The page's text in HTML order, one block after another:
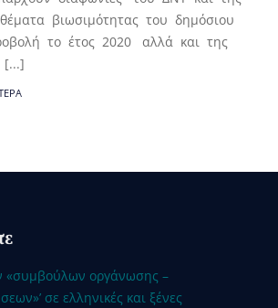
βιωσιμότητας του δημόσιου
το έτος 2020 αλλά και της
[...]
«συμβούλων οργάνωσης –
σε ελληνικές και ξένες